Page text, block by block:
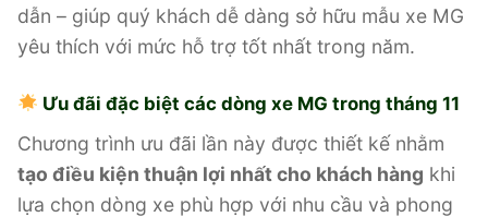
dẫn – giúp quý khách dễ dàng sở hữu mẫu xe MG
yêu thích với mức hỗ trợ tốt nhất trong năm.
Ưu đãi đặc biệt các dòng xe MG trong tháng 11
Chương trình ưu đãi lần này được thiết kế nhằm
tạo điều kiện thuận lợi nhất cho khách hàng khi
lựa chọn dòng xe phù hợp với nhu cầu và phong